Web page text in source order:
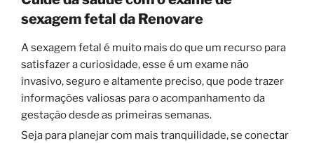
sexagem fetal da Renovare
A sexagem fetal é muito mais do que um recurso para
satisfazer a curiosidade, esse é um exame não
invasivo, seguro e altamente preciso, que pode trazer
informações valiosas para o acompanhamento da
gestação desde as primeiras semanas.
Seja para planejar com mais tranquilidade, se conectar